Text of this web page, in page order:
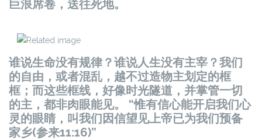
巨浪席卷，送往死地。
谁说生命没有规律？谁说人生没有主宰？我们
的自由，或者混乱，越不过造物主划定的框
框；而这些框线，好像时光隧道，并掌管一切
的主，都非肉眼能见。 “惟有信心能开启我们心
灵的眼睛，叫我们因信望见上帝已为我们预备
家乡(参来11:16)”